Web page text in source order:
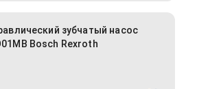
зубчатый насос
Bosch Rexroth